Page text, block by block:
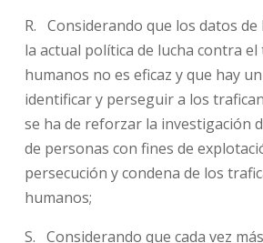
R. Considerando que los datos de
la actual política de lucha contra el
humanos no es eficaz y que hay
identificar y perseguir a los
se ha de reforzar la investigación
de personas con fines de
persecución y condena de los
humanos;
S. Considerando que cada vez